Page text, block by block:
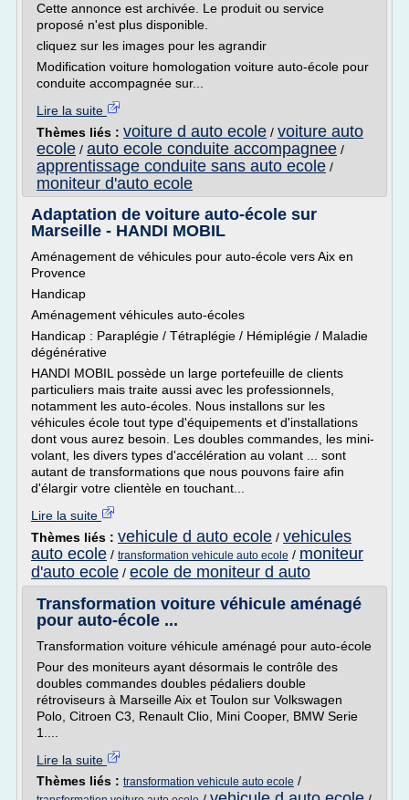
Cette annonce est archivée. Le produit ou service
proposé n'est plus disponible.
cliquez sur les images pour les agrandir
Modification voiture homologation voiture auto-école pour
conduite accompagnée sur...
Lire la suite
Thèmes liés : voiture d auto ecole / voiture auto
ecole / auto ecole conduite accompagnee /
apprentissage conduite sans auto ecole /
moniteur d'auto ecole
Adaptation de voiture auto-école sur
Marseille - HANDI MOBIL
Aménagement de véhicules pour auto-école vers Aix en
Provence
Handicap
Aménagement véhicules auto-écoles
Handicap : Paraplégie / Tétraplégie / Hémiplégie / Maladie
dégénérative
HANDI MOBIL possède un large portefeuille de clients
particuliers mais traite aussi avec les professionnels,
notamment les auto-écoles. Nous installons sur les
véhicules école tout type d'équipements et d'installations
dont vous aurez besoin. Les doubles commandes, les mini-
volant, les divers types d'accélération au volant ... sont
autant de transformations que nous pouvons faire afin
d'élargir votre clientèle en touchant...
Lire la suite
Thèmes liés : vehicule d auto ecole / vehicules
auto ecole / transformation vehicule auto ecole / moniteur
d'auto ecole / ecole de moniteur d auto
Transformation voiture véhicule aménagé
pour auto-école ...
Transformation voiture véhicule aménagé pour auto-école
Pour des moniteurs ayant désormais le contrôle des
doubles commandes doubles pédaliers double
rétroviseurs à Marseille Aix et Toulon sur Volkswagen
Polo, Citroen C3, Renault Clio, Mini Cooper, BMW Serie
1....
Lire la suite
Thèmes liés : transformation vehicule auto ecole /